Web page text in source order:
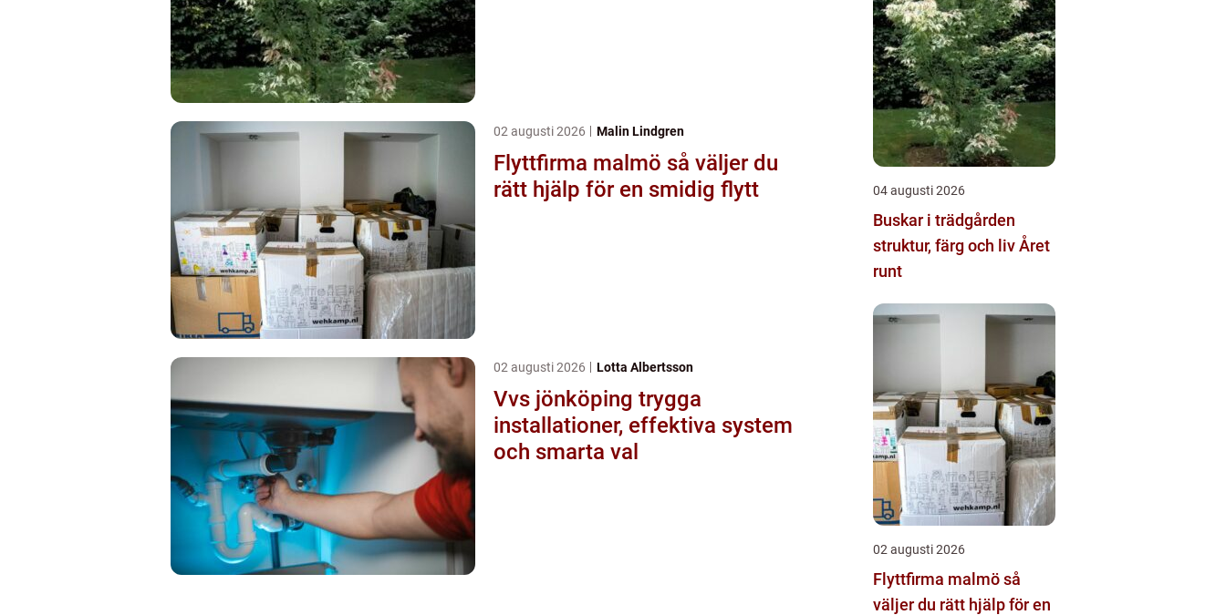
02 augusti 2026 Malin Lindgren
Flyttfirma malmö så väljer du
rätt hjälp för en smidig flytt
02 augusti 2026 Lotta Albertsson
Vvs jönköping trygga
installationer, effektiva system
och smarta val
04 augusti 2026
Buskar i trädgården
struktur, färg och liv Året
runt
02 augusti 2026
Flyttfirma malmö så
väljer du rätt hjälp för en